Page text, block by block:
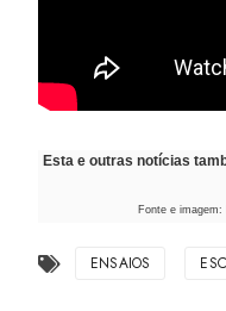
Esta e outras notícias
Fonte e
ENSAIOS